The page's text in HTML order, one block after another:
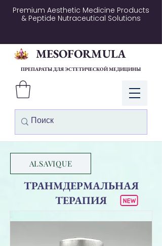
Premium Aesthetic Medicine Products
& Peptide Nutraceutical Solutions
Войти
MESOFORMULA
ПРЕПАРАТЫ ДЛЯ ЭСТЕТИЧЕСКОЙ МЕДИЦИНЫ
ALSAVIQUE
ТРАНМДЕРМАЛЬНАЯ
ТЕРАПИЯ